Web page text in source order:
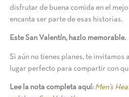
disfrutar de buena comida en el
encanta ser parte de esas historias.
Este San Valentín, hazlo memorable.
Si aún no tienes planes, te invitamos
lugar perfecto para compartir con
Lee la nota completa aquí: Men’s